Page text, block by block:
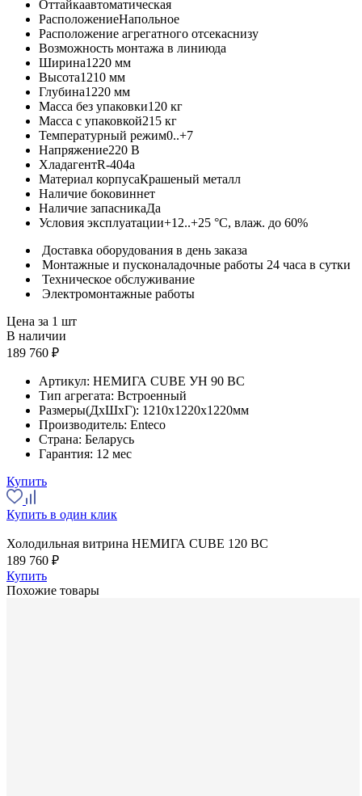
Оттайкаавтоматическая
РасположениеНапольное
Расположение агрегатного отсекаснизу
Возможность монтажа в линиюда
Ширина1220 мм
Высота1210 мм
Глубина1220 мм
Масса без упаковки120 кг
Масса с упаковкой215 кг
Температурный режим0..+7
Напряжение220 В
ХладагентR-404a
Материал корпусаКрашеный металл
Наличие боковиннет
Наличие запасникаДа
Условия эксплуатации+12..+25 °C, влаж. до 60%
Доставка оборудования в день заказа
Монтажные и пусконаладочные работы 24 часа в сутки
Техническое обслуживание
Электромонтажные работы
Цена за 1 шт
В наличии
189 760 ₽
Артикул: НЕМИГА CUBE УН 90 ВС
Тип агрегата: Встроенный
Размеры(ДхШхГ): 1210x1220x1220мм
Производитель: Enteco
Страна: Беларусь
Гарантия: 12 мес
Купить
Купить в один клик
Холодильная витрина НЕМИГА CUBE 120 ВС
189 760 ₽
Купить
Похожие товары